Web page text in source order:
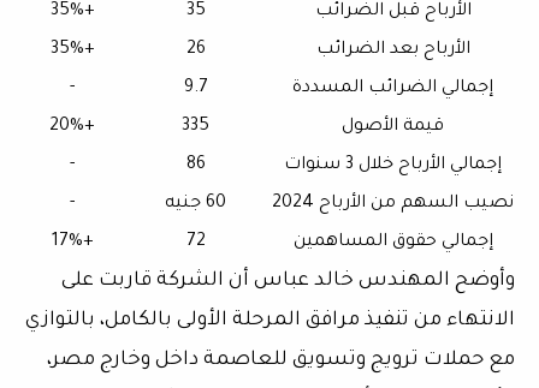
الأرباح قبل الضرائب
35
+35%
الأرباح بعد الضرائب
26
+35%
إجمالي الضرائب المسددة
9.7
-
قيمة الأصول
335
+20%
إجمالي الأرباح خلال 3 سنوات
86
-
نصيب السهم من الأرباح 2024
60 جنيه
-
إجمالي حقوق المساهمين
72
+17%
وأوضح المهندس خالد عباس أن الشركة قاربت على
الانتهاء من تنفيذ مرافق المرحلة الأولى بالكامل، بالتوازي
مع حملات ترويج وتسويق للعاصمة داخل وخارج مصر،